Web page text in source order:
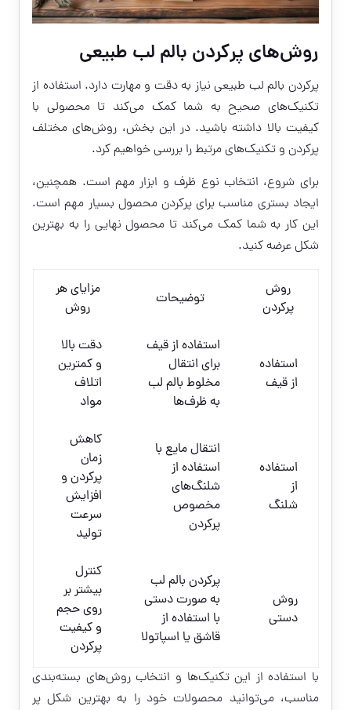
روش‌های پرکردن بالم لب طبیعی
پرکردن بالم لب طبیعی نیاز به دقت و مهارت دارد. استفاده از
تکنیک‌های صحیح به شما کمک می‌کند تا محصولی با
کیفیت بالا داشته باشید. در این بخش، روش‌های مختلف
پرکردن و تکنیک‌های مرتبط را بررسی خواهیم کرد.
برای شروع، انتخاب نوع ظرف و ابزار مهم است. همچنین،
ایجاد بستری مناسب برای پرکردن محصول بسیار مهم است.
این کار به شما کمک می‌کند تا محصول نهایی را به بهترین
شکل عرضه کنید.
روش
پرکردن
توضیحات
مزایای هر
روش
استفاده
از قیف
استفاده از قیف
برای انتقال
مخلوط بالم لب
به ظرف‌ها
دقت بالا
و کمترین
اتلاف
مواد
استفاده
از
شلنگ
انتقال مایع با
استفاده از
شلنگ‌های
مخصوص
پرکردن
کاهش
زمان
پرکردن و
افزایش
سرعت
تولید
روش
دستی
پرکردن بالم لب
به صورت دستی
با استفاده از
قاشق یا اسپاتولا
کنترل
بیشتر بر
روی حجم
و کیفیت
پرکردن
با استفاده از این تکنیک‌ها و انتخاب روش‌های بسته‌بندی
مناسب، می‌توانید محصولات خود را به بهترین شکل پر